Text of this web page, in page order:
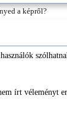
írt véleményt